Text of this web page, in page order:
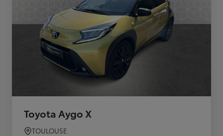
Toyota Aygo X
TOULOUSE